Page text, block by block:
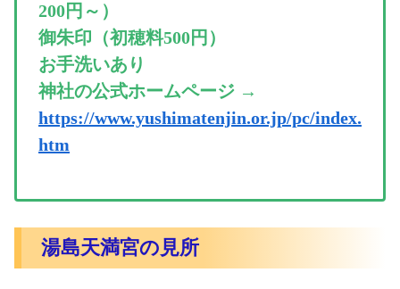
200円～）
御朱印（初穂料500円）
お手洗いあり
神社の公式ホームページ →
https://www.yushimatenjin.or.jp/pc/index.
htm
湯島天満宮の見所